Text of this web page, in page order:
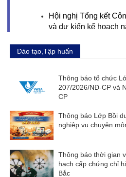
Hội nghị Tổng kết
và dự kiến kế hoạch
Đào tạo,Tập huấn
Thông báo tổ chức
207/2026/NĐ-CP và
CP
Thông báo Lớp Bồi
nghiệp vụ chuyên
Thông báo thời gian
hạch cấp chứng chỉ
Bắc